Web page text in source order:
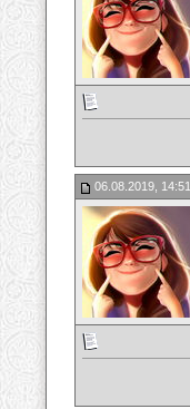
06.08.2019, 14:51